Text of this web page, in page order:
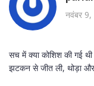
नवंबर
सच में क्या कोशिश की गई
झटकन से जीत ली, थोड़ा